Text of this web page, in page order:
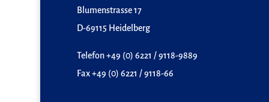
Blumenstrasse 17
D-69115 Heidelberg
Telefon +49 (0) 6221 / 9118-9889
Fax +49 (0) 6221 / 9118-66